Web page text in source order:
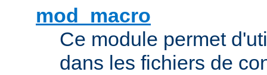
mod_macro
Ce module permet
dans les fichiers de